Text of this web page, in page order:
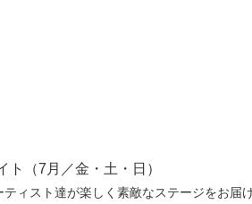
ト（7月／金・土・日）
ィスト達が楽しく素敵なステージをお届